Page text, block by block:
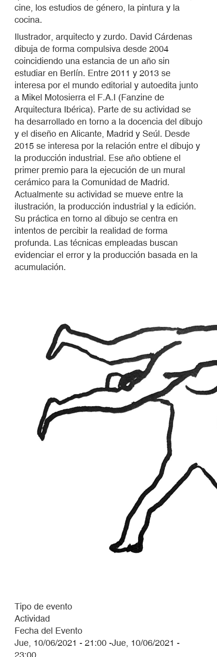
cine, los estudios de género, la pintura y la
cocina.
Ilustrador, arquitecto y zurdo. David Cárdenas
dibuja de forma compulsiva desde 2004
coincidiendo una estancia de un año sin
estudiar en Berlín. Entre 2011 y 2013 se
interesa por el mundo editorial y autoedita junto
a Mikel Motosierra el F.A.I (Fanzine de
Arquitectura Ibérica). Parte de su actividad se
ha desarrollado en torno a la docencia del dibujo
y el diseño en Alicante, Madrid y Seúl. Desde
2015 se interesa por la relación entre el dibujo y
la producción industrial. Ese año obtiene el
primer premio para la ejecución de un mural
cerámico para la Comunidad de Madrid.
Actualmente su actividad se mueve entre la
ilustración, la producción industrial y la edición.
Su práctica en torno al dibujo se centra en
intentos de percibir la realidad de forma
profunda. Las técnicas empleadas buscan
evidenciar el error y la producción basada en la
acumulación.
Tipo de evento
Actividad
Fecha del Evento
Jue, 10/06/2021 - 21:00 -Jue, 10/06/2021 -
23:00